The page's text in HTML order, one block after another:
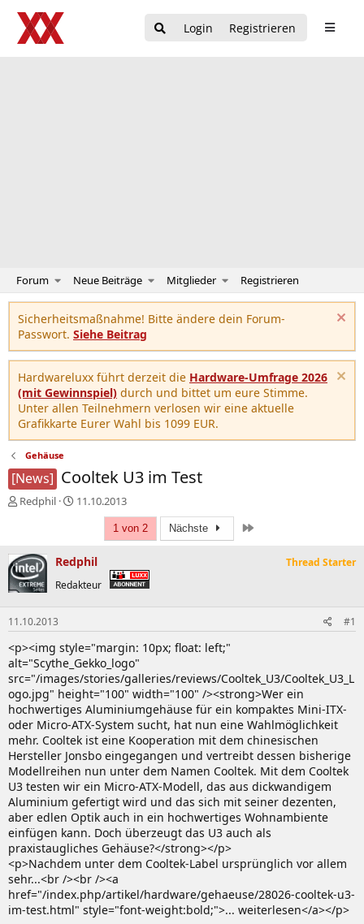
Login Registrieren
Forum Neue Beiträge Mitglieder Registrieren
Sicherheitsmaßnahme! Bitte ändere dein Forum-
Passwort. Siehe Beitrag
Hardwareluxx führt derzeit die Hardware-Umfrage 2026
(mit Gewinnspiel) durch und bittet um eure Stimme.
Unter allen Teilnehmern verlosen wir eine aktuelle
Grafikkarte Eurer Wahl bis 1099 EUR.
Gehäuse
[News] Cooltek U3 im Test
E
e
l
l
Redphil
E
e
l
l
m
11.10.2013
1 von 2 Nächste
Redphil
Redakteur
Thread Starter
11.10.2013 #1
<p><img style="margin: 10px; float: left;"
alt="Scythe_Gekko_logo"
src="/images/stories/galleries/reviews/Cooltek_U3/Cooltek_U3_L
ogo.jpg" height="100" width="100" /><strong>Wer ein
hochwertiges Aluminiumgehäuse für ein kompaktes Mini-ITX-
oder Micro-ATX-System sucht, hat nun eine Wahlmöglichkeit
mehr. Cooltek ist eine Kooperation mit dem chinesischen
Hersteller Jonsbo eingegangen und vertreibt dessen bisherige
Modellreihen nun unter dem Namen Cooltek. Mit dem Cooltek
U3 testen wir ein Micro-ATX-Modell, das aus dickwandigem
Aluminium gefertigt wird und das sich mit seiner dezenten,
aber edlen Optik auch in ein hochwertiges Wohnambiente
einfügen kann. Doch überzeugt das U3 auch als
praxistaugliches Gehäuse?</strong></p>
<p>Nachdem unter dem Cooltek-Label ursprünglich vor allem
sehr...<br /><br /><a
href="/index.php/artikel/hardware/gehaeuse/28026-cooltek-u3-
im-test.html" style="font-weight:bold;">... weiterlesen</a></p>